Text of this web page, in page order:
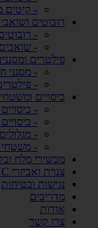
- קיטים
רובוטים
-
- שואבים
פילטרים
- מסנני
-
כיסויים
-
-
-
- משטחי
מכשירי מלח
צנרת ואביזרי PVC
נגישות ובטיחות
מדריכים
אודות
צרו קשר